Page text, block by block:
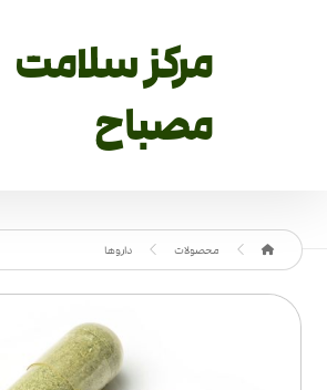
مرکز سلامت
مصباح
محصولات داروها